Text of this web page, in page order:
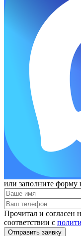
или заполните
Прочитал и согласен
соответствии с
Отправить заявку